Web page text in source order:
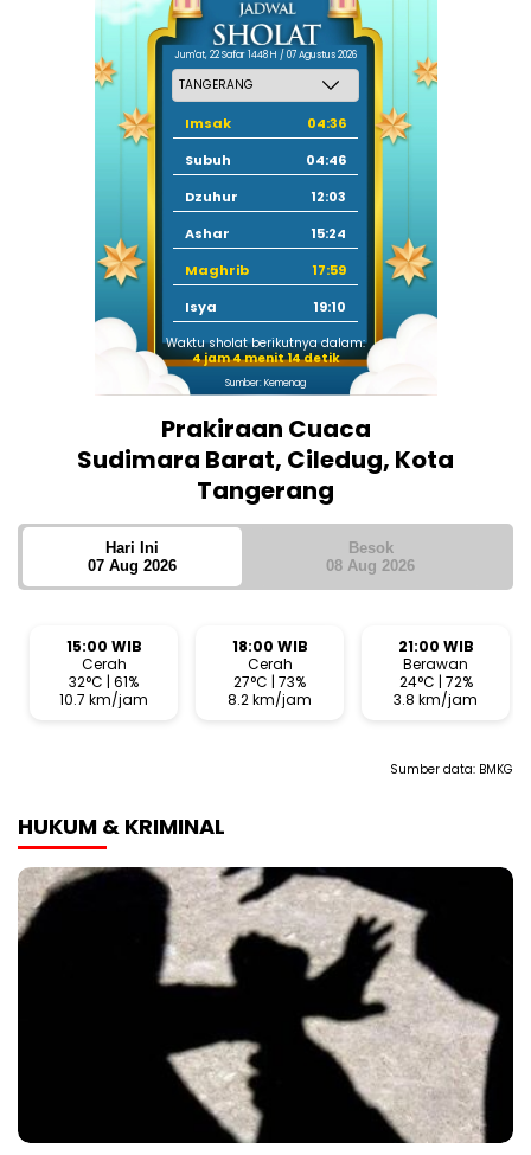
Jum'at, 22 Safar 1448 H / 07 Agustus 2026
Imsak
04:36
Subuh
04:46
Dzuhur
12:03
Ashar
15:24
Maghrib
17:59
Isya
19:10
Waktu sholat berikutnya dalam:
4 jam 4 menit 14 detik
Sumber: Kemenag
Prakiraan Cuaca
Sudimara Barat, Ciledug, Kota
Tangerang
Hari Ini
07 Aug 2026
Besok
08 Aug 2026
15:00 WIB
Cerah
32°C | 61%
10.7 km/jam
18:00 WIB
Cerah
27°C | 73%
8.2 km/jam
21:00 WIB
Berawan
24°C | 72%
3.8 km/jam
Sumber data: BMKG
HUKUM & KRIMINAL